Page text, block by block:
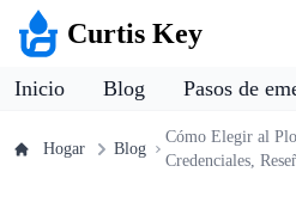
Curtis Key
Inicio Blog Pasos de
Hogar Blog
Cómo Elegir al
Credenciales,